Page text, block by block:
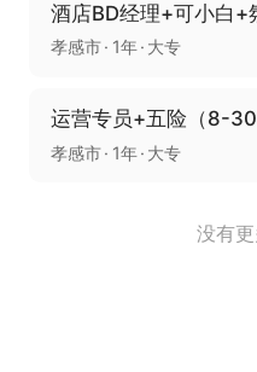
酒店BD经理+可小白+
孝感市 1年 大专
运营专员+五险（8-
孝感市 1年 大专
没有